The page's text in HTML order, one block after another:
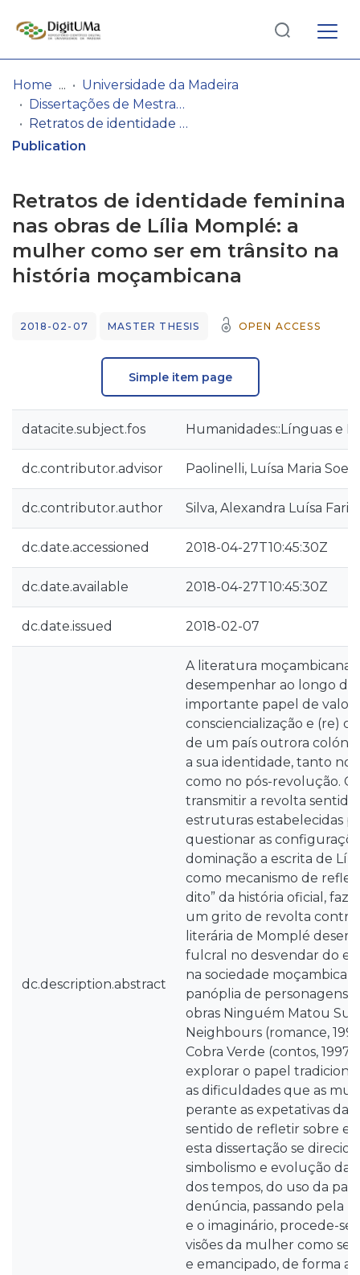
Communities
& Collections
Statistics
Log
In(current)
Home
Universidade da Madeira
Dissertações de Mestrado
Retratos de identidade feminina nas obras de Lília Momplé: a mulher como ser em trânsito na história moçambicana
Publication
Retratos de identidade feminina
nas obras de Lília Momplé: a
mulher como ser em trânsito na
história moçambicana
2018-02-07 MASTER THESIS OPEN ACCESS
Simple item page
datacite.subject.fos Humanidades::Línguas e
dc.contributor.advisor Paolinelli, Luísa Maria
dc.contributor.author Silva, Alexandra Luísa Faria
dc.date.accessioned 2018-04-27T10:45:30Z
dc.date.available 2018-04-27T10:45:30Z
dc.date.issued 2018-02-07
dc.description.abstract
A literatura moçambicana
desempenhar ao longo
importante papel de
consciencialização e (re)
de um país outrora
a sua identidade, tanto no
como no pós-revolução.
transmitir a revolta sentida
estruturas estabelecidas
questionar as
dominação a escrita de
como mecanismo de
dito” da história oficial,
um grito de revolta contra
literária de Momplé
fulcral no desvendar do
na sociedade
panóplia de personagens
obras Ninguém Matou
Neighbours (romance,
Cobra Verde (contos,
explorar o papel
as dificuldades que as
perante as expetativas da
sentido de refletir sobre
esta dissertação se
simbolismo e evolução da
dos tempos, do uso da
denúncia, passando pela
e o imaginário, procede-se
visões da mulher como
e emancipado, de forma a